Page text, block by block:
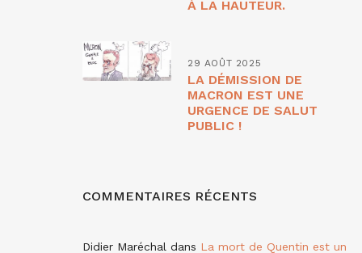
À LA HAUTEUR.
29 AOÛT 2025
LA DÉMISSION DE
MACRON EST UNE
URGENCE DE SALUT
PUBLIC !
COMMENTAIRES RÉCENTS
Didier Maréchal dans La mort de Quentin est un